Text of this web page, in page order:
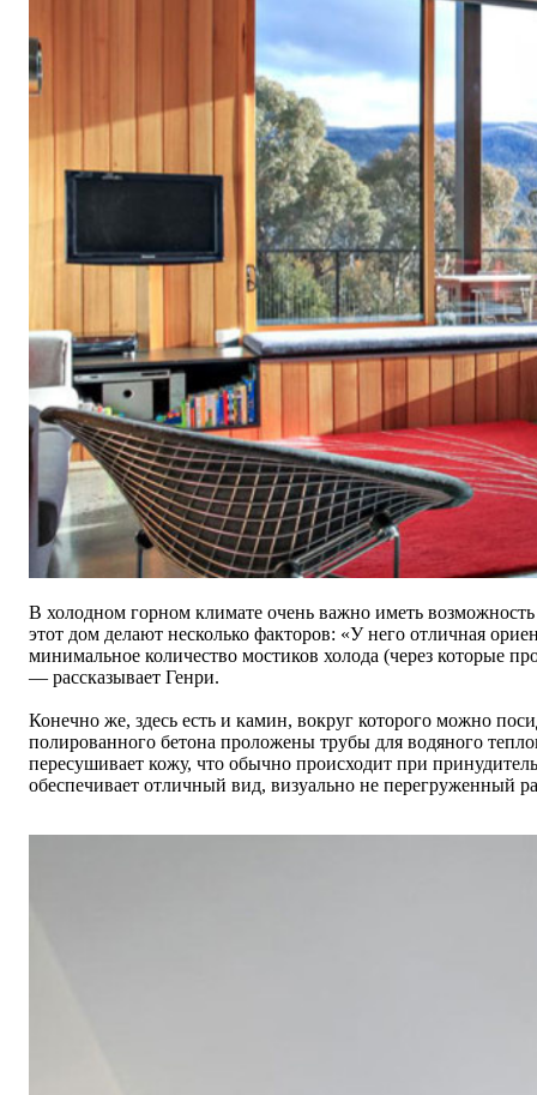
В холодном горном климате очень важно иметь
этот дом делают несколько факторов: «У него отличная
минимальное количество мостиков холода (через которые
— рассказывает Генри.
Конечно же, здесь есть и камин, вокруг которого можно
полированного бетона проложены трубы для водяного
пересушивает кожу, что обычно происходит при
обеспечивает отличный вид, визуально не перегруженный